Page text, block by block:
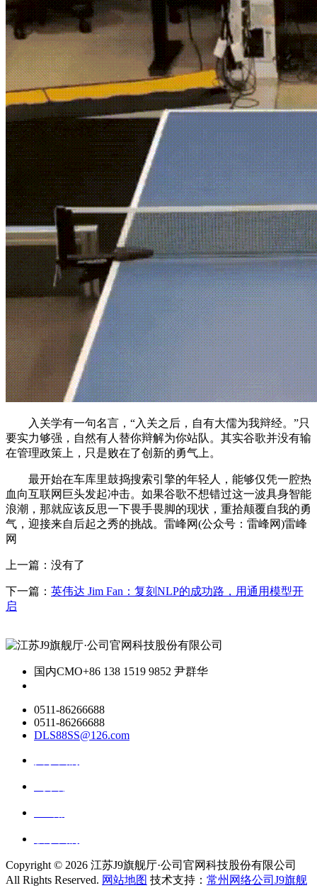
入关学有一句名言，“入关之后，自有大儒为我辩经。”只
要实力够强，自然有人替你辩解为你站队。其实谷歌并没有输
在管理政策上，只是败在了创新的勇气上。
最开始在车库里鼓捣搜索引擎的年轻人，能够仅凭一腔热
血向互联网巨头发起冲击。如果谷歌不想错过这一波具身智能
浪潮，那就应该反思一下畏手畏脚的现状，重拾颠覆自我的勇
气，迎接来自后起之秀的挑战。雷峰网(公众号：雷峰网)雷峰
网
上一篇：没有了
下一篇： 英伟达 Jim Fan：复刻NLP的成功路，用通用模型开
启
国内CMO+86 138 1519 9852 尹群华
0511-86266688
0511-86266688
DLS88SS@126.com
Copyright © 2026 江苏J9旗舰厅·公司官网科技股份有限公司
All Rights Reserved. 网站地图 技术支持： 常州网络公司J9旗舰